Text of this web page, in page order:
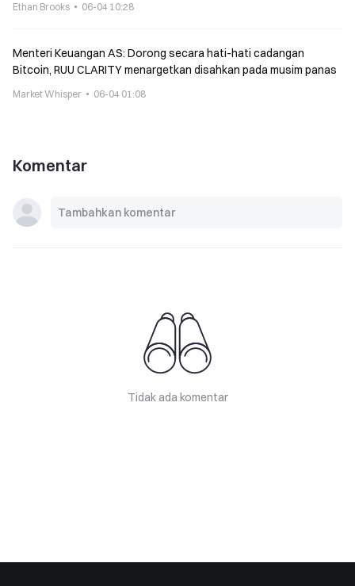
Ethan Brooks 06-04 10:28
Menteri Keuangan AS: Dorong secara hati-hati cadangan
Bitcoin, RUU CLARITY menargetkan disahkan pada musim panas
Market Whisper 06-04 01:08
Komentar
Tidak ada komentar